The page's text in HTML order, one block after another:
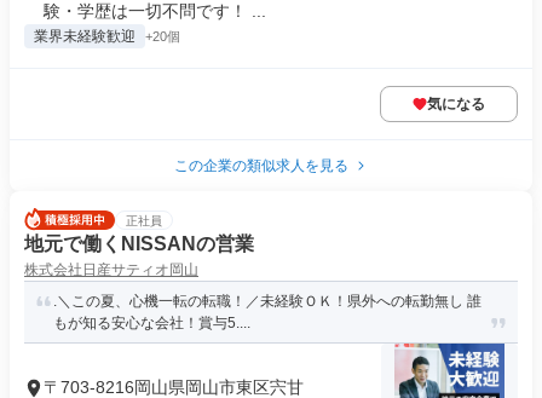
験・学歴は一切不問です！ ...
業界未経験歓迎 +20個
気になる
この企業の類似求人を見る
正社員
地元で働くNISSANの営業
株式会社日産サティオ岡山
.＼この夏、心機一転の転職！／未経験ＯＫ！県外への転勤無し 誰
もが知る安心な会社！賞与5....
〒703-8216岡山県岡山市東区宍甘